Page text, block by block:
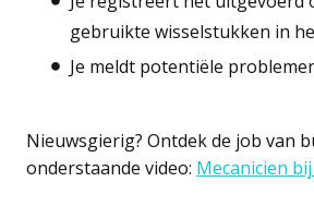
gebruikte wisselstukken in
Je meldt potentiële
Nieuwsgierig? Ontdek de job van
onderstaande video: Mecanicien